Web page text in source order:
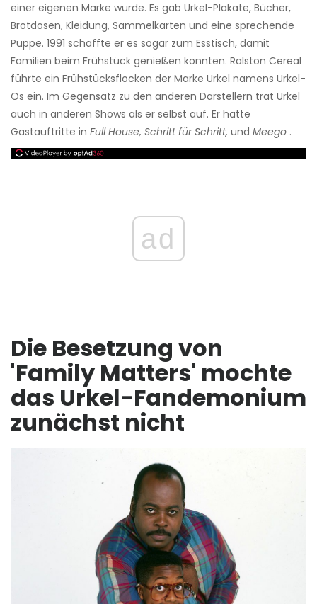
einer eigenen Marke wurde. Es gab Urkel-Plakate, Bücher,
Brotdosen, Kleidung, Sammelkarten und eine sprechende
Puppe. 1991 schaffte er es sogar zum Esstisch, damit
Familien beim Frühstück genießen konnten. Ralston Cereal
führte ein Frühstücksflocken der Marke Urkel namens Urkel-
Os ein. Im Gegensatz zu den anderen Darstellern trat Urkel
auch in anderen Shows als er selbst auf. Er hatte
Gastauftritte in Full House, Schritt für Schritt, und Meego .
ad
Die Besetzung von
'Family Matters' mochte
das Urkel-Fandemonium
zunächst nicht